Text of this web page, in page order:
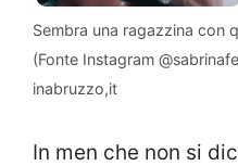
Sembra una ragazzina con
(Fonte Instagram
inabruzzo,it
In men che non si